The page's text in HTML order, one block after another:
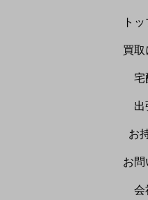
ト
買取
宅
出
お
お
会